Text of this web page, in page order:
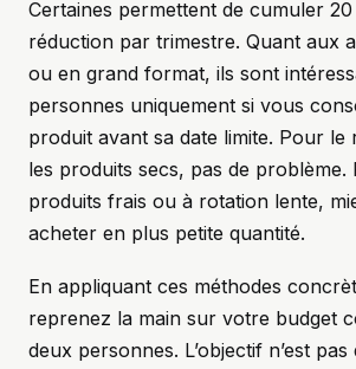
Certaines permettent de cumuler
réduction par trimestre. Quant aux
ou en grand format, ils sont
personnes uniquement si vous
produit avant sa date limite. Pour le
les produits secs, pas de problème.
produits frais ou à rotation lente,
acheter en plus petite quantité.
En appliquant ces méthodes
reprenez la main sur votre budget
deux personnes. L’objectif n’est pas